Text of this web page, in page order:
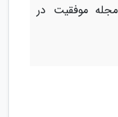
موفقیت در